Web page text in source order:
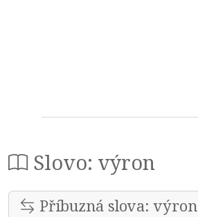
Slovo: výron
Příbuzná slova: výron